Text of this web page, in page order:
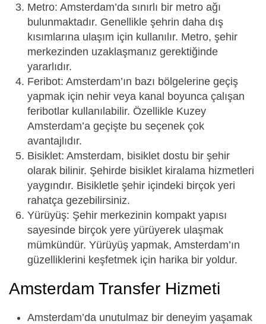
Metro: Amsterdam’da sınırlı bir metro ağı
bulunmaktadır. Genellikle şehrin daha dış
kısımlarına ulaşım için kullanılır. Metro, şehir
merkezinden uzaklaşmanız gerektiğinde
yararlıdır.
Feribot: Amsterdam’ın bazı bölgelerine geçiş
yapmak için nehir veya kanal boyunca çalışan
feribotlar kullanılabilir. Özellikle Kuzey
Amsterdam’a geçişte bu seçenek çok
avantajlıdır.
Bisiklet: Amsterdam, bisiklet dostu bir şehir
olarak bilinir. Şehirde bisiklet kiralama hizmetleri
yaygındır. Bisikletle şehir içindeki birçok yeri
rahatça gezebilirsiniz.
Yürüyüş: Şehir merkezinin kompakt yapısı
sayesinde birçok yere yürüyerek ulaşmak
mümkündür. Yürüyüş yapmak, Amsterdam’ın
güzelliklerini keşfetmek için harika bir yoldur.
Amsterdam Transfer Hizmeti
Amsterdam’da unutulmaz bir deneyim yaşamak